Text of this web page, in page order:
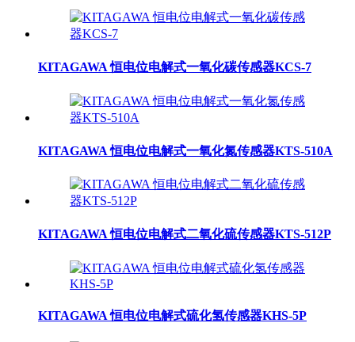
KITAGAWA 恒电位电解式一氧化碳传感器KCS-7
KITAGAWA 恒电位电解式一氧化氮传感器KTS-510A
KITAGAWA 恒电位电解式二氧化硫传感器KTS-512P
KITAGAWA 恒电位电解式硫化氢传感器KHS-5P